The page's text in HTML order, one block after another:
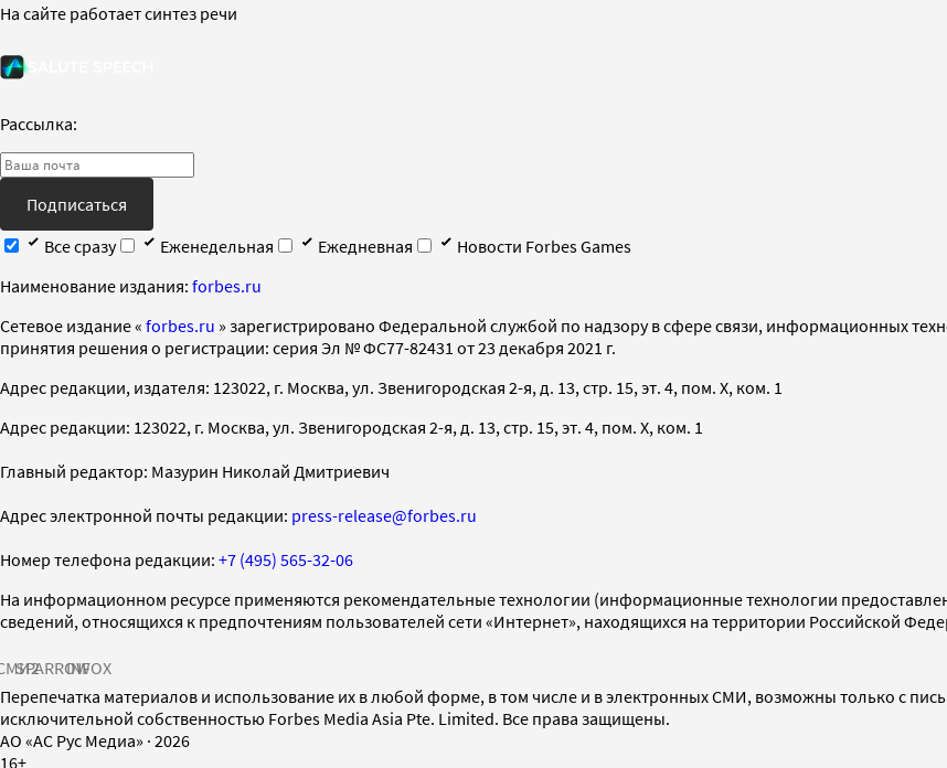
На сайте работает синтез речи
Рассылка:
Подписаться
Все сразу
Еженедельная Ежедневная
Новости Forbes Games
Наименование издания: forbes.ru
Cетевое издание « forbes.ru » зарегистрировано Федеральной службой по надзору в сфере связи, информационных
принятия решения о регистрации: серия Эл № ФС77-82431 от 23 декабря 2021 г.
Адрес редакции, издателя: 123022, г. Москва, ул. Звенигородская 2-я, д. 13, стр. 15, эт. 4, пом. X, ком. 1
Адрес редакции: 123022, г. Москва, ул. Звенигородская 2-я, д. 13, стр. 15, эт. 4, пом. X, ком. 1
Главный редактор: Мазурин Николай Дмитриевич
Адрес электронной почты редакции: press-release@forbes.ru
Номер телефона редакции: +7 (495) 565-32-06
На информационном ресурсе применяются рекомендательные технологии (информационные технологии
сведений, относящихся к предпочтениям пользователей сети «Интернет», находящихся на территории Российской
SPARROWINFOX
Перепечатка материалов и использование их в любой форме, в том числе и в электронных СМИ, возможны только с
исключительной собственностью Forbes Media Asia Pte. Limited. Все права защищены.
AO «АС Рус Медиа» · 2026
16+